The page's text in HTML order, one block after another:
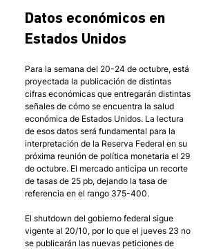
Datos económicos en
Estados Unidos
Para la semana del 20-24 de octubre, está
proyectada la publicación de distintas
cifras económicas que entregarán distintas
señales de cómo se encuentra la salud
económica de Estados Unidos. La lectura
de esos datos será fundamental para la
interpretación de la Reserva Federal en su
próxima reunión de política monetaria el 29
de octubre. El mercado anticipa un recorte
de tasas de 25 pb, dejando la tasa de
referencia en el rango 375-400.
El shutdown del gobierno federal sigue
vigente al 20/10, por lo que el jueves 23 no
se publicarán las nuevas peticiones de